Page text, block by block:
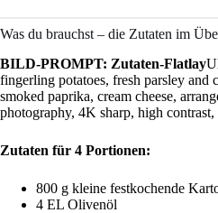
Was du brauchst – die Zutaten im
BILD-PROMPT: Zutaten-Flatlay
fingerling potatoes, fresh parsley and
smoked paprika, cream cheese,
photography, 4K sharp, high
Zutaten für 4 Portionen:
800 g kleine festkochende
4 EL Olivenöl